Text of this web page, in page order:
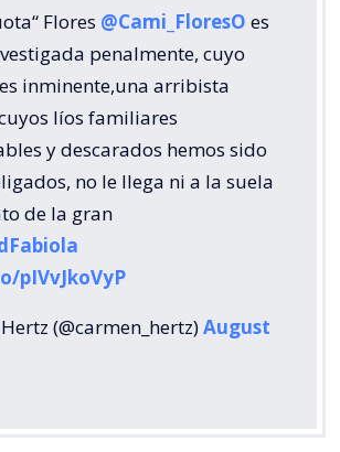
Flores @Cami_FloresO es
penalmente, cuyo
inminente,una arribista
líos familiares
y descarados hemos sido
no le llega ni a la suela
de la gran
pIVvJkoVyP
(@carmen_hertz)August